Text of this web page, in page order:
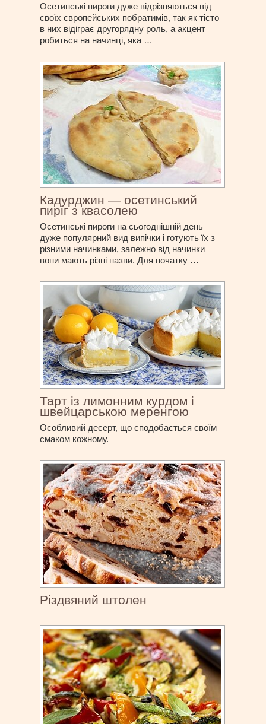
Осетинські пироги дуже відрізняються від
своїх європейських побратимів, так як тісто
в них відіграє другорядну роль, а акцент
робиться на начинці, яка …
Кадурджин — осетинський
пиріг з квасолею
Осетинські пироги на сьогоднішній день
дуже популярний вид випічки і готують їх з
різними начинками, залежно від начинки
вони мають різні назви. Для початку …
Тарт із лимонним курдом і
швейцарською меренгою
Особливий десерт, що сподобається своїм
смаком кожному.
Різдвяний штолен